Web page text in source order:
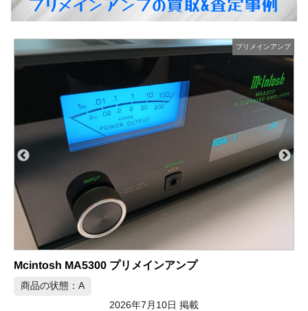
プリメインアンプ
LUXMAN L-590AX MARKⅡ プリメインアンプ
商品の状態：B
2026年7月10日 掲載